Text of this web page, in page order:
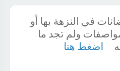
في النزهة بها أو
ولم تجد ما
اضغط هنا